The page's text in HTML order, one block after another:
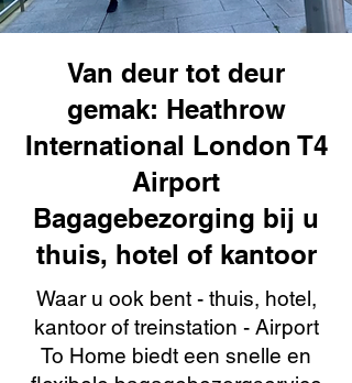
Van deur tot deur
gemak: Heathrow
International London T4
Airport
Bagagebezorging bij u
thuis, hotel of kantoor
Waar u ook bent - thuis, hotel,
kantoor of treinstation - Airport
To Home biedt een snelle en